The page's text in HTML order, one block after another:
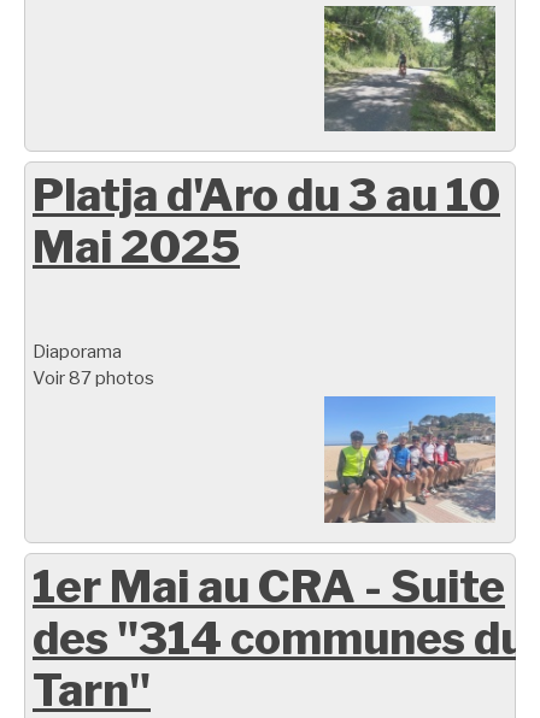
Platja d'Aro du 3 au 10
Mai 2025
Diaporama
Voir 87 photos
1er Mai au CRA - Suite
des "314 communes du
Tarn"